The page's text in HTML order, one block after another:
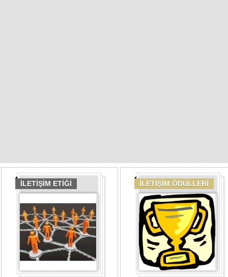
İLETİŞİM ETİĞİ İLETİŞİM ÖDÜLLERİ